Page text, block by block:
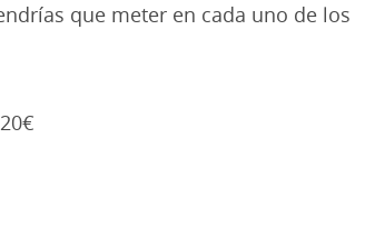
que meter en cada uno de los